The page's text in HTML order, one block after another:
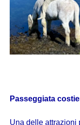
Passeggiata
Una delle attrazioni